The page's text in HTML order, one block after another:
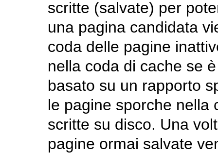
scritte (salvate) per
una pagina candidata
coda delle pagine
nella coda di cache se
basato su un rapporto
le pagine sporche nella
scritte su disco. Una
pagine ormai salvate